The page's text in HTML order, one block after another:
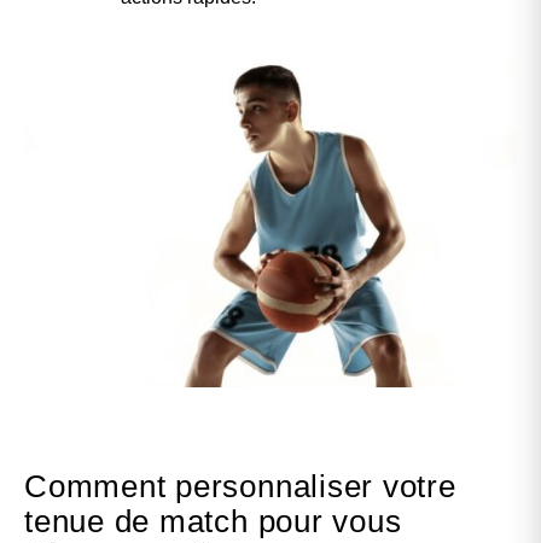
Comment personnaliser votre
tenue de match pour vous